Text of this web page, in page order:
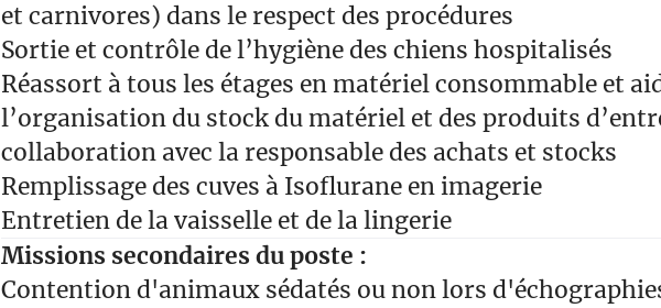
et carnivores) dans le respect des procédures
Sortie et contrôle de l’hygiène des chiens hospitalisés
Réassort à tous les étages en matériel consommable et
l’organisation du stock du matériel et des produits
collaboration avec la responsable des achats et stocks
Remplissage des cuves à Isoflurane en imagerie
Entretien de la vaisselle et de la lingerie
Missions secondaires du poste :
Contention d'animaux sédatés ou non lors